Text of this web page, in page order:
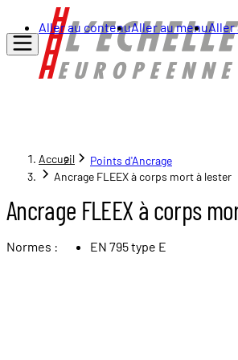
Aller au contenuAller au menuAller
Accueil
Points d'Ancrage
Ancrage FLEEX à corps mort à lester
Ancrage FLEEX à corps
Normes : EN 795 type E